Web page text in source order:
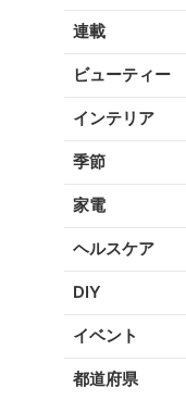
連載
ビューティー
インテリア
季節
家電
ヘルスケア
DIY
イベント
都道府県